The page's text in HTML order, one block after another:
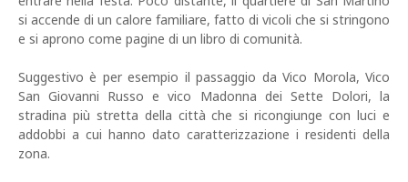
si accende di un calore familiare, fatto di vicoli che si stringono
e si aprono come pagine di un libro di comunità.
Suggestivo è per esempio il passaggio da Vico Morola, Vico
San Giovanni Russo e vico Madonna dei Sette Dolori, la
stradina più stretta della città che si ricongiunge con luci e
addobbi a cui hanno dato caratterizzazione i residenti della
zona.